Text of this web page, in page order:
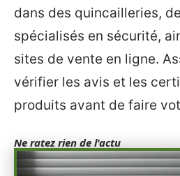
dans des quincailleries,
spécialisés en sécurité,
sites de vente en ligne.
vérifier les avis et les
produits avant de faire
Ne ratez rien de l'actu